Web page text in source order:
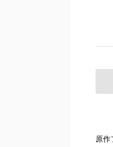
原作